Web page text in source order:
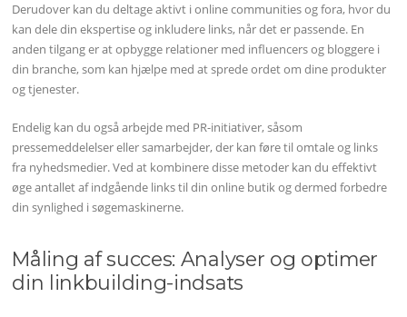
Derudover kan du deltage aktivt i online communities og fora, hvor du
kan dele din ekspertise og inkludere links, når det er passende. En
anden tilgang er at opbygge relationer med influencers og bloggere i
din branche, som kan hjælpe med at sprede ordet om dine produkter
og tjenester.
Endelig kan du også arbejde med PR-initiativer, såsom
pressemeddelelser eller samarbejder, der kan føre til omtale og links
fra nyhedsmedier. Ved at kombinere disse metoder kan du effektivt
øge antallet af indgående links til din online butik og dermed forbedre
din synlighed i søgemaskinerne.
Måling af succes: Analyser og optimer
din linkbuilding-indsats